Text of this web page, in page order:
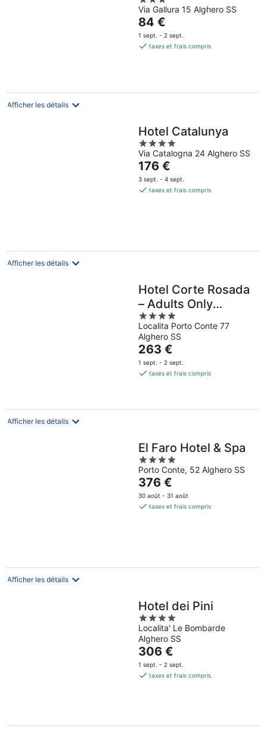
out
of
5
Via Gallura 15 Alghero SS
Le
prix
est
nuit
84 €
1 sept. - 2 sept.
taxes et frais compris
Afficher les détails
Hotel Catalunya
4
out
of
5
Via Catalogna 24 Alghero SS
Le
prix
est
176 €
3 sept. - 4 sept.
taxes et frais compris
Afficher les détails
Hotel Corte Rosada
– Adults Only
Affiliated by Meliá
4
out
of
5
Localita Porto Conte 77
Alghero SS
Le
prix
est
par
263 €
1 sept. - 2 sept.
taxes et frais compris
Afficher les détails
El Faro Hotel & Spa
4
out
of
5
Porto Conte, 52 Alghero SS
Le
prix
est
376 €
30 août - 31 août
taxes et frais compris
Afficher les détails
Hotel dei Pini
4
out
of
5
Localita' Le Bombarde
Alghero SS
Le
prix
est
306 €
1 sept. - 2 sept.
taxes et frais compris